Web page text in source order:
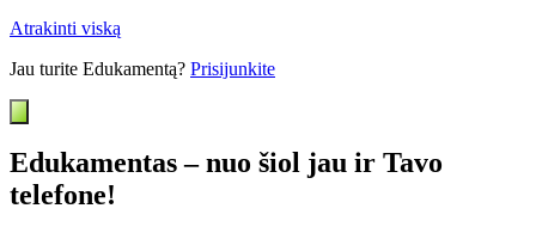
Atrakinti viską
Jau turite Edukamentą? Prisijunkite
Edukamentas – nuo šiol jau ir Tavo
telefone!